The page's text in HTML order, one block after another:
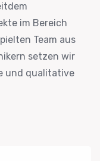
im Bereich
Team aus
setzen wir
und qualitative